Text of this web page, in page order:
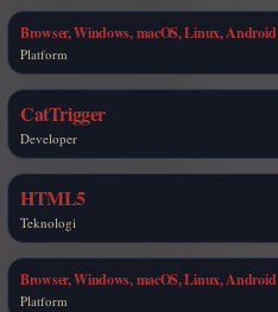
Browser, Windows, macOS, Linux, Android
Platform
CatTrigger
Developer
HTML5
Teknologi
Browser, Windows, macOS, Linux, Android
Platform